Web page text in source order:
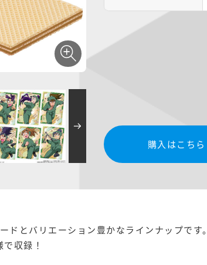
購入はこちら
ドとバリエーション豊かなラインナップです。
収録！